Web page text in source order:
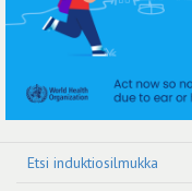
Etsi induktiosilmukka